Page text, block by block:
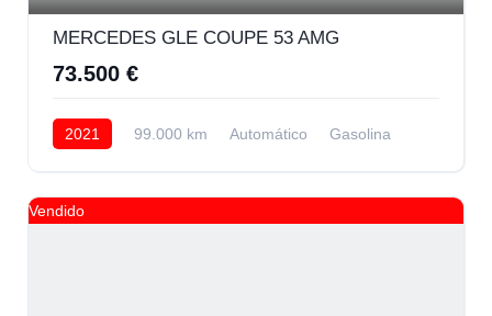
MERCEDES GLE COUPE 53 AMG
73.500 €
2021 99.000 km Automático
Gasolina
Vendido